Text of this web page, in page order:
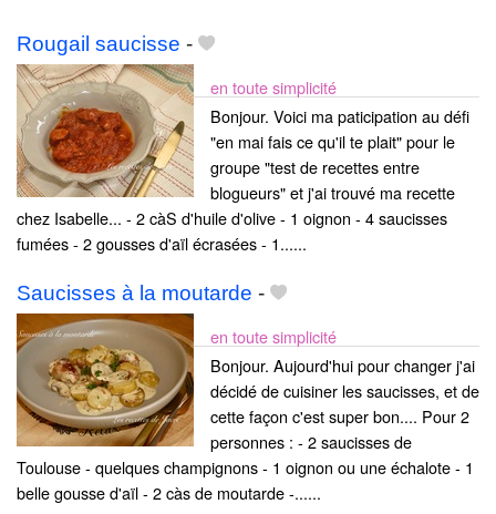
Rougail saucisse -
en toute simplicité
Bonjour. Voici ma paticipation au défi
"en mai fais ce qu'il te plait" pour le
groupe "test de recettes entre
blogueurs" et j'ai trouvé ma recette
chez Isabelle... - 2 càS d'huile d'olive - 1 oignon - 4 saucisses
fumées - 2 gousses d'aïl écrasées - 1......
Saucisses à la moutarde -
en toute simplicité
Bonjour. Aujourd'hui pour changer j'ai
décidé de cuisiner les saucisses, et de
cette façon c'est super bon.... Pour 2
personnes : - 2 saucisses de
Toulouse - quelques champignons - 1 oignon ou une échalote - 1
belle gousse d'aïl - 2 càs de moutarde -......